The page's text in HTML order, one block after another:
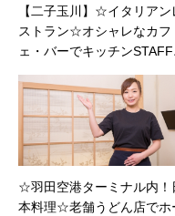
【二子玉川】☆イタリアン
ストラン☆オシャレなカフ
ェ・バーでキッチン
☆羽田空港ターミナル内！
本料理☆老舗うどん店でホ